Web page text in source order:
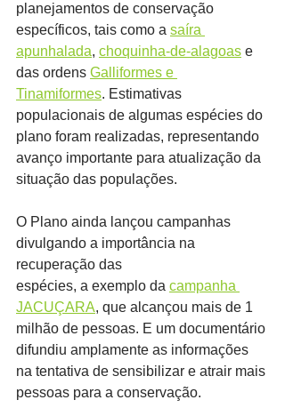
planejamentos de conservação
específicos, tais como a saíra
apunhalada, choquinha-de-alagoas e
das ordens Galliformes e
Tinamiformes. Estimativas
populacionais de algumas espécies do
plano foram realizadas, representando
avanço importante para atualização da
situação das populações.
O Plano ainda lançou campanhas
divulgando a importância na
recuperação das
espécies, a exemplo da campanha
JACUÇARA, que alcançou mais de 1
milhão de pessoas. E um documentário
difundiu amplamente as informações
na tentativa de sensibilizar e atrair mais
pessoas para a conservação.